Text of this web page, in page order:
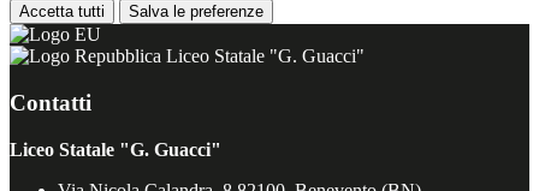
Accetta tutti Salva le preferenze
Liceo Statale "G. Guacci"
Contatti
Liceo Statale "G. Guacci"